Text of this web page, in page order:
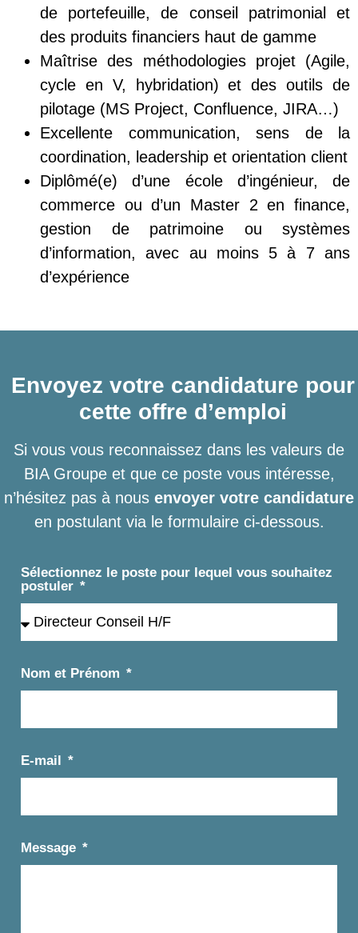
de portefeuille, de conseil patrimonial et
des produits financiers haut de gamme
Maîtrise des méthodologies projet (Agile,
cycle en V, hybridation) et des outils de
pilotage (MS Project, Confluence, JIRA…)
Excellente communication, sens de la
coordination, leadership et orientation client
Diplômé(e) d’une école d’ingénieur, de
commerce ou d’un Master 2 en finance,
gestion de patrimoine ou systèmes
d’information, avec au moins 5 à 7 ans
d’expérience
Envoyez votre candidature pour
cette offre d’emploi
Si vous vous reconnaissez dans les valeurs de
BIA Groupe et que ce poste vous intéresse,
n’hésitez pas à nous envoyer votre candidature
en postulant via le formulaire ci-dessous.
Sélectionnez le poste pour lequel vous souhaitez
postuler
Nom et Prénom
E-mail
Message